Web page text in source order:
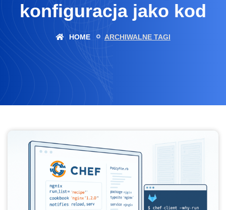
konfiguracja jako kod
HOME ARCHIWALNE TAGI